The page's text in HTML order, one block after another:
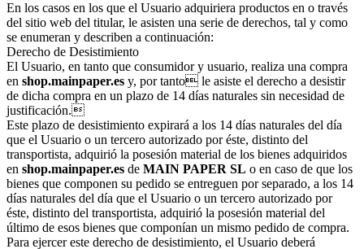
En los casos en los que el Usuario adquiriera productos en o través
del sitio web del titular, le asisten una serie de derechos, tal y como
se enumeran y describen a continuación:
Derecho de Desistimiento
El Usuario, en tanto que consumidor y usuario, realiza una compra
en shop.mainpaper.es y, por tanto le asiste el derecho a desistir
de dicha compra en un plazo de 14 días naturales sin necesidad de
justificación.
Este plazo de desistimiento expirará a los 14 días naturales del día
que el Usuario o un tercero autorizado por éste, distinto del
transportista, adquirió la posesión material de los bienes adquiridos
en shop.mainpaper.es de MAIN PAPER SL o en caso de que los
bienes que componen su pedido se entreguen por separado, a los 14
días naturales del día que el Usuario o un tercero autorizado por
éste, distinto del transportista, adquirió la posesión material del
último de esos bienes que componían un mismo pedido de compra.
Para ejercer este derecho de desistimiento, el Usuario deberá